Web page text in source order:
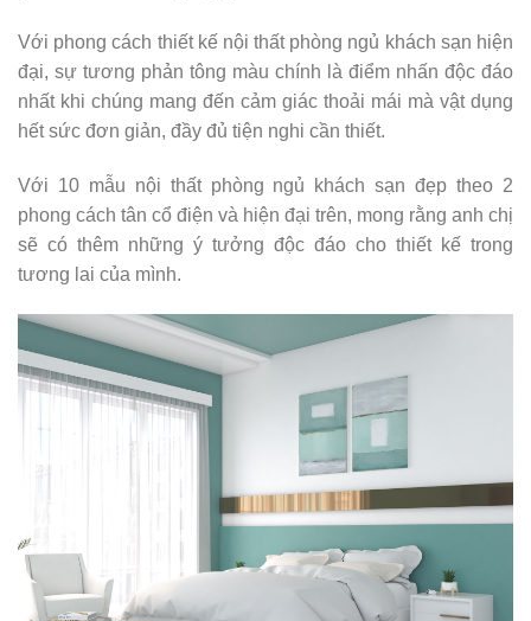
Với phong cách thiết kế nội thất phòng ngủ khách sạn hiện
đại, sự tương phản tông màu chính là điểm nhấn độc đáo
nhất khi chúng mang đến cảm giác thoải mái mà vật dụng
hết sức đơn giản, đầy đủ tiện nghi cần thiết.
Với 10 mẫu nội thất phòng ngủ khách sạn đẹp theo 2
phong cách tân cổ điện và hiện đại trên, mong rằng anh chị
sẽ có thêm những ý tưởng độc đáo cho thiết kế trong
tương lai của mình.